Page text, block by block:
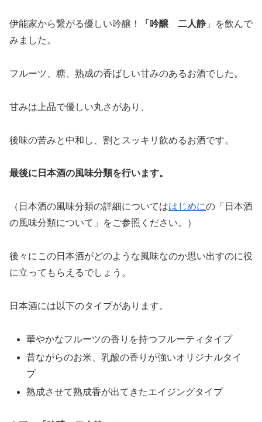
伊能家から繋がる優しい吟醸！ 「 吟醸 二人静」を飲んで
みました。
フルーツ、糖、熟成の香ばしい甘みのあるお酒でした。
甘みは上品で優しい丸さがあり、
後味の苦みと中和し、割とスッキリ飲めるお酒です。
最後に日本酒の風味分類を行います。
（日本酒の風味分類の詳細についてははじめにの「日本酒
の風味分類について」をご参照ください。）
後々にこの日本酒がどのような風味なのか思い出すのに役
に立ってもらえるでしょう。
日本酒には以下のタイプがあります。
華やかなフルーツの香りを持つフルーティタイプ
昔ながらのお米、乳酸の香りが強いオリジナルタイ
プ
熟成させて熟成香が出てきたエイジングタイプ